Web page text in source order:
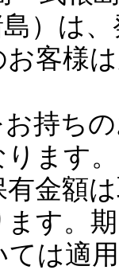
）は
客様
お持ち
ます。
有金額
す。
は適